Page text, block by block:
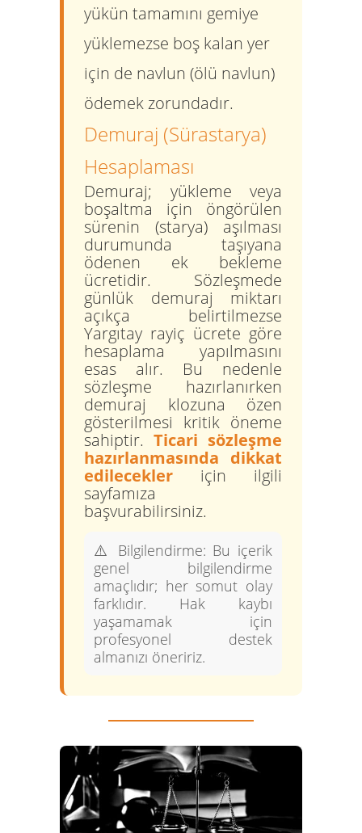
yükün tamamını gemiye
yüklemezse boş kalan yer
için de navlun (ölü navlun)
ödemek zorundadır.
Demuraj (Sürastarya)
Hesaplaması
Demuraj; yükleme veya
boşaltma için öngörülen
sürenin (starya) aşılması
durumunda taşıyana
ödenen ek bekleme
ücretidir. Sözleşmede
günlük demuraj miktarı
açıkça belirtilmezse
Yargıtay rayiç ücrete göre
hesaplama yapılmasını
esas alır. Bu nedenle
sözleşme hazırlanırken
demuraj klozuna özen
gösterilmesi kritik öneme
sahiptir. Ticari sözleşme
hazırlanmasında dikkat
edilecekler için ilgili
sayfamıza
başvurabilirsiniz.
⚠️ Bilgilendirme: Bu içerik
genel bilgilendirme
amaçlıdır; her somut olay
farklıdır. Hak kaybı
yaşamamak için
profesyonel destek
almanızı öneririz.